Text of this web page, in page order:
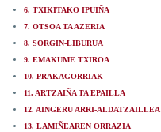
6. TXIKITAKO IPUIÑA
7. OTSOA TA AZERIA
8. SORGIN-LIBURUA
9. EMAKUME TXIROA
10. PRAKAGORRIAK
11. ARTZAIÑA TA EPAILLA
12. AINGERU ARRI-ALDATZAILLEA
13. LAMIÑEAREN ORRAZIA